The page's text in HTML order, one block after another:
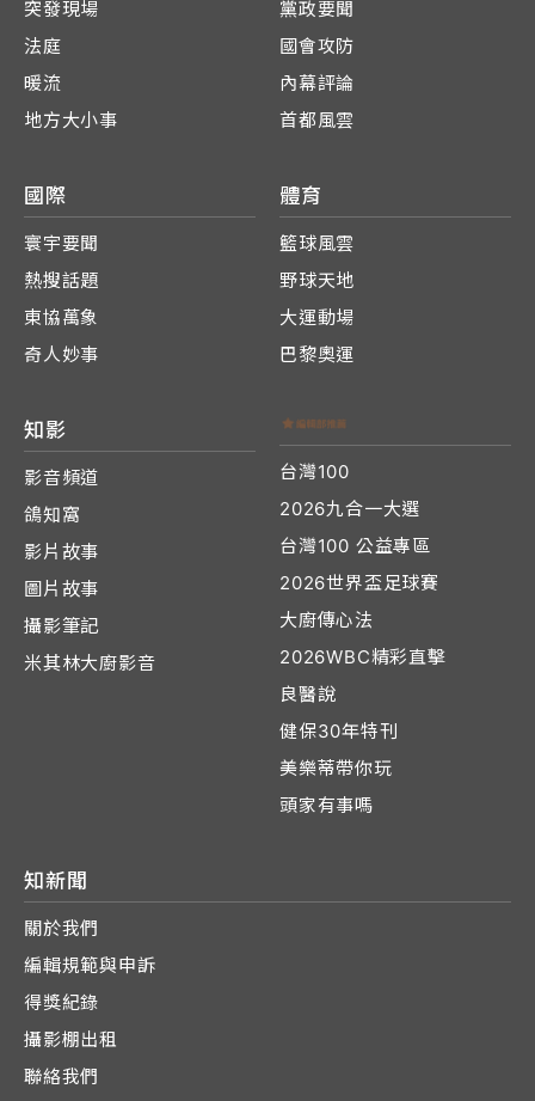
突發現場
法庭
暖流
地方大小事
黨政要聞
國會攻防
內幕評論
首都風雲
國際
寰宇要聞
熱搜話題
東協萬象
奇人妙事
體育
籃球風雲
野球天地
大運動場
巴黎奧運
知影
影音頻道
鴿知窩
影片故事
圖片故事
攝影筆記
米其林大廚影音
台灣100
2026九合一大選
台灣100 公益專區
2026世界盃足球賽
大廚傳心法
2026WBC精彩直擊
良醫說
健保30年特刊
美樂蒂帶你玩
頭家有事嗎
知新聞
關於我們
編輯規範與申訴
得獎紀錄
攝影棚出租
聯絡我們